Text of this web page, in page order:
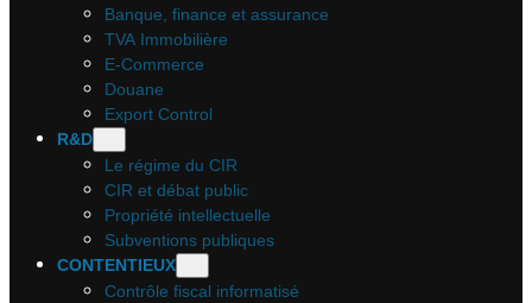
Banque, finance et assurance
TVA Immobilière
E-Commerce
Douane
Export Control
R&D
Le régime du CIR
CIR et débat public
Propriété intellectuelle
Subventions publiques
CONTENTIEUX
Contrôle fiscal informatisé